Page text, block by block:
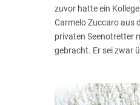
zuvor hatte ein
Carmelo Zuccaro aus
privaten Seenotretter
gebracht. Er sei zwar